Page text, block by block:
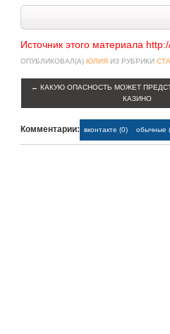
Источник этого материала
ОПУБЛИКОВАЛ(А) ЮЛИЯ ИЗ РУБРИКИ
← КАКУЮ ОПАСНОСТЬ МОЖЕТ
КАЗИНО
Комментарии: вконтакте (0) обычные